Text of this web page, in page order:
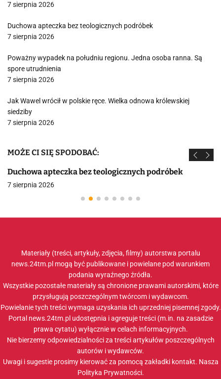
7 sierpnia 2026
Duchowa apteczka bez teologicznych podróbek
7 sierpnia 2026
Poważny wypadek na południu regionu. Jedna osoba ranna. Są
spore utrudnienia
7 sierpnia 2026
Jak Wawel wrócił w polskie ręce. Wielka odnowa królewskiej
siedziby
7 sierpnia 2026
MOŻE CI SIĘ SPODOBAĆ:
Duchowa apteczka bez teologicznych podróbek
7 sierpnia 2026
Materiały (treści, artykuły, zdjęcia, filmy) autorstwa portalu
news.24tm.pl mogą być publikowane i powielane pod warunkiem
podania wyraźnego źródła.
Wszystkie pozostałe materiały są chronione prawami autorskimi, które
przysługują poszczególnym twórcom i wydawcom.
Powielanie tych treści wymaga uzyskania ich uprzedniej pisemnej zgody.
Portal news.24tm.pl udostępnia i agreguje treści (m.in. na zasadzie
prawa cytatu) wyłącznie w celach informacyjnych.
Nie bierzemy odpowiedzialności za treści artykułów poszczególnych
autorów i wydawców.
Uwagi i sugestie prosimy kierować za pomocą zakładki kontakt. Nasza
Polityka Prywatności.